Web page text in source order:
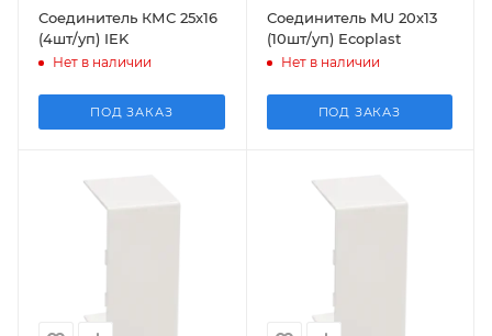
Соединитель КМС 25х16
(4шт/уп) IEK
Нет в наличии
ПОД ЗАКАЗ
Соединитель MU 20х13
(10шт/уп) Ecoplast
Нет в наличии
ПОД ЗАКАЗ